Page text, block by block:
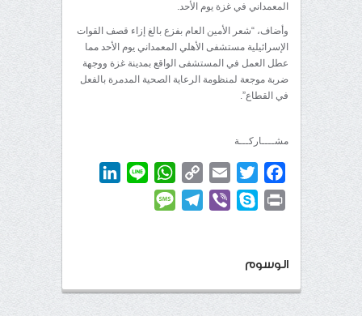
المعمداني في غزة يوم الأحد.
وأضاف، “شعر الأمين العام بفزع بالغ إزاء قصف القوات
الإسرائيلية مستشفى الأهلي المعمداني يوم الأحد مما
عطل العمل في المستشفى الواقع بمدينة غزة ووجهة
ضربة موجعة لمنظومة الرعاية الصحية المدمرة بالفعل
في القطاع”.
مشــــاركـــة
Facebook
Twitter
Email
Copy
Link
WhatsApp
Line
Print
Skype
Viber
Telegram
الوسوم